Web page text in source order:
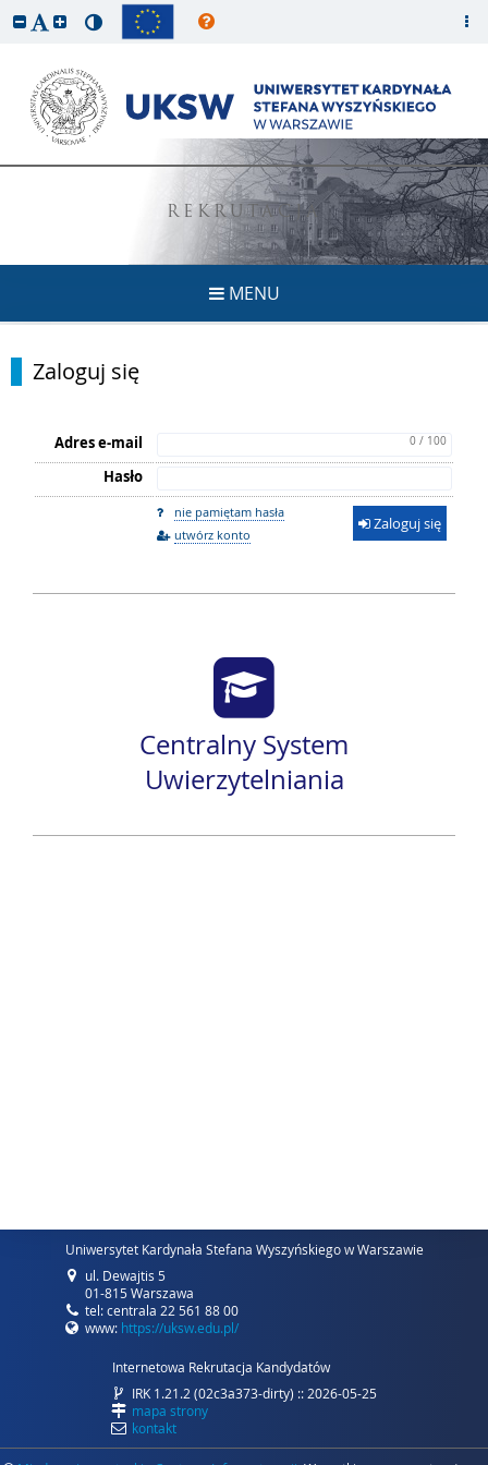
REKRUTACJA
MENU
Zaloguj się
Adres e-mail 0 / 100
Hasło
nie pamiętam hasła
utwórz konto
Zaloguj się
Centralny System
Uwierzytelniania
Uniwersytet Kardynała Stefana Wyszyńskiego w Warszawie
ul. Dewajtis 5
01-815 Warszawa
tel: centrala 22 561 88 00
www: https://uksw.edu.pl/
Internetowa Rekrutacja Kandydatów
IRK 1.21.2 (02c3a373-dirty) :: 2026-05-25
mapa strony
kontakt